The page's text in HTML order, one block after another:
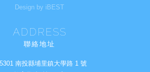
Design by iBEST
ADDRESS
聯絡地址
南投縣埔里鎮大學路 1 號